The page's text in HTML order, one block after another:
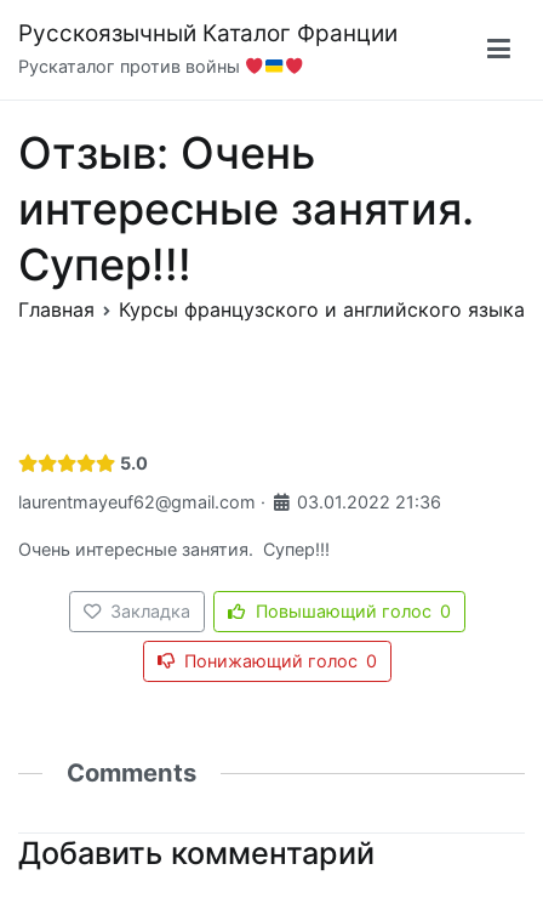
содержимому
Русскоязычный Каталог Франции
Рускаталог против войны
Отзыв: Очень
интересные занятия.
Супер!!!
Главная Курсы французского и английского языка
5.0
laurentmayeuf62@gmail.com · 03.01.2022 21:36
Очень интересные занятия. Супер!!!
Закладка Повышающий голос 0
Понижающий голос 0
Comments
Добавить комментарий